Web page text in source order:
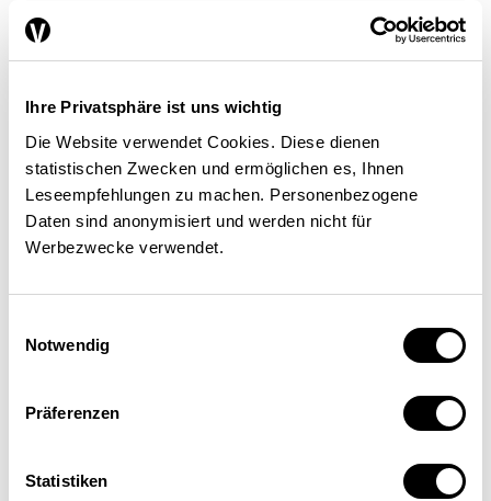
Ihre Privatsphäre ist uns wichtig
Die Website verwendet Cookies. Diese dienen
statistischen Zwecken und ermöglichen es, Ihnen
Leseempfehlungen zu machen. Personenbezogene
Daten sind anonymisiert und werden nicht für
Werbezwecke verwendet.
Notwendig
Präferenzen
Statistiken
Jörg Vögele
Professeur d’histoire moderne et contemporaine,
(Allemagne)